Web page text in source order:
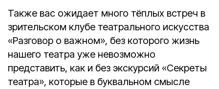
Также вас ожидает много тёплых встреч в
зрительском клубе театрального искусства
«Разговор о важном», без которого жизнь
нашего театра уже невозможно
представить, как и без экскурсий «Секреты
театра», которые в буквальном смысле